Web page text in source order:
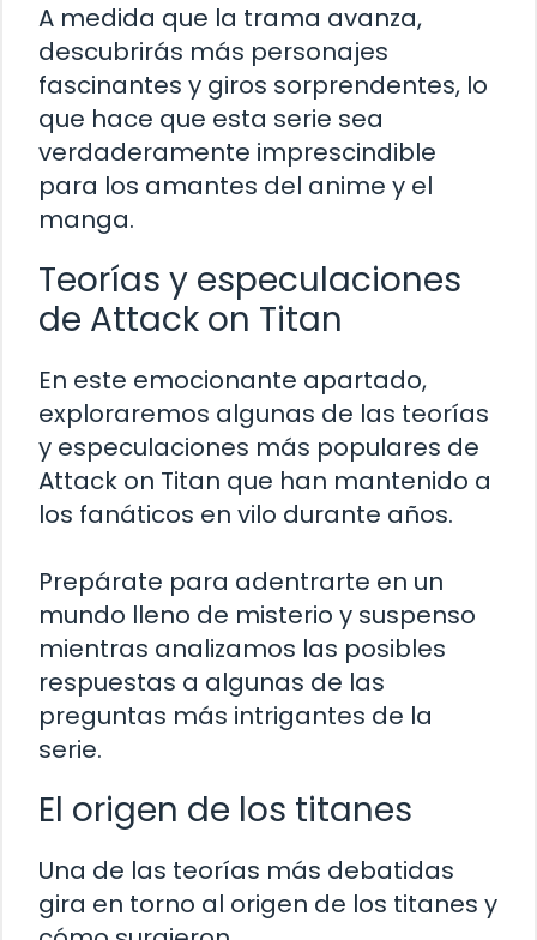
A medida que la trama avanza,
descubrirás más personajes
fascinantes y giros sorprendentes, lo
que hace que esta serie sea
verdaderamente imprescindible
para los amantes del anime y el
manga.
Teorías y especulaciones
de Attack on Titan
En este emocionante apartado,
exploraremos algunas de las teorías
y especulaciones más populares de
Attack on Titan que han mantenido a
los fanáticos en vilo durante años.
Prepárate para adentrarte en un
mundo lleno de misterio y suspenso
mientras analizamos las posibles
respuestas a algunas de las
preguntas más intrigantes de la
serie.
El origen de los titanes
Una de las teorías más debatidas
gira en torno al origen de los titanes y